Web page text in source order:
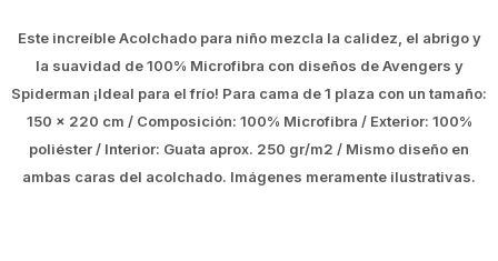
Este increíble Acolchado para niño mezcla la calidez, el abrigo y
la suavidad de 100% Microfibra con diseños de Avengers y
Spiderman ¡Ideal para el frío! Para cama de 1 plaza con un tamaño:
150 x 220 cm / Composición: 100% Microfibra / Exterior: 100%
poliéster / Interior: Guata aprox. 250 gr/m2 / Mismo diseño en
ambas caras del acolchado. Imágenes meramente ilustrativas.